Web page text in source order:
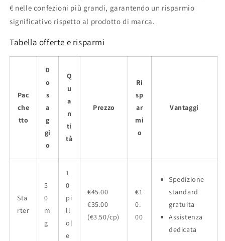
€ nelle confezioni più grandi, garantendo un risparmio
significativo rispetto al prodotto di marca.
Tabella offerte e risparmi
Pac
che
tto
D
o
s
a
g
gi
o
Q
u
a
n
ti
tà
Prezzo
Ri
sp
ar
mi
o
Vantaggi
Sta
rter
5
0
m
g
1
0
pi
ll
ol
e
€45.00
€35.00
(€3.50/cp)
€1
0.
00
Spedizione
standard
gratuita
Assistenza
dedicata